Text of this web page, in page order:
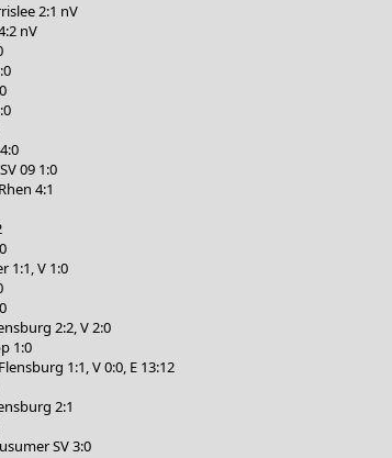
2:1 nV
nV
09 1:0
4:1
1:1, V 1:0
2:2, V 2:0
1:0
1:1, V 0:0, E 13:12
2:1
SV 3:0